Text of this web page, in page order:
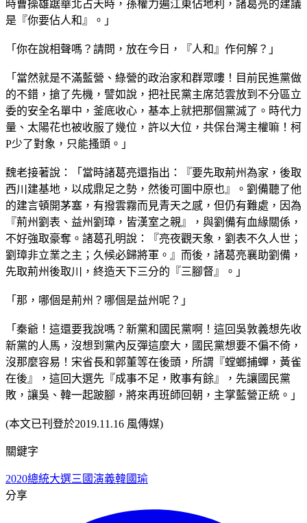
時曹操雄踞華北占天時，孫權力遍江東佔地利，諸葛亮的建議
是『你要佔人和』。」
「你在說相聲嗎？請問，放在今日，『人和』作何解？」
「當然就是不滿藍營、綠營的政治家和群眾嘍！目前民進黨做
的不錯，搶了先機，譬如說，把社民黨主席范雲放到不分區立
委的安全名單中，釜底收心，基本上就把那個黨滅了。時代力
量、太陽花也被收服了幾位，許以大位，共保台灣主權嘛！柯
P少了對象，只能搔頭。」
魏老接著說：「當時諸葛亮還指出：『要先取荊州為家，後取
西川建基地，以成鼎足之勢，然後可圖中原也』。劉備聽了他
的建言頓開茅塞，有撥雲霧而見青天之感，但仍有難處，因為
『荊州劉表、益州劉璋，皆漢室之親』，與劉備有血緣關係，
不好強取豪奪。諸葛孔明說：『亮夜觀天象，劉表不久人世；
劉璋非立業之主；久候必歸將軍。』而後，諸葛亮襄助劉備，
先取荊州後取川，終造天下三分的『三腳督』。」
「那，哪個是荊州？哪個是益州呢？」
「秦爺！這還要我說嗎？新黨和國民黨啊！這回吳敦義想先收
新黨的人馬，沒想到黨內反彈這麼大，國民黨想要不偏不倚，
沒那麼容易！宋省長和郭董等在後頭，所謂『螳螂捕蟬，黃雀
在後』，這回大選先『成事不足，敗事有餘』，先讓國民黨
敗，讓吳、韓一起跛腳，將來再班師回朝，主掌藍營正統。」
(本文已刊登於2019.11.16 風傳媒)
關鍵字
2020總統大選三國演義韓國瑜
分享